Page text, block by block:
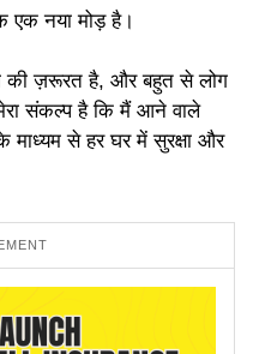
एक नया मोड़ है।
की ज़रूरत है, और बहुत से लोग
संकल्प है कि मैं आने वाले
से हर घर में सुरक्षा और